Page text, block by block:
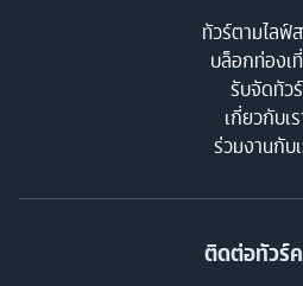
ทัวร์ตามไลฟ์
บล็อกท่องเ
รับจัดทัวร์
เกี่ยวกับเ
ร่วมงานกับ
ติดต่อทัวร์